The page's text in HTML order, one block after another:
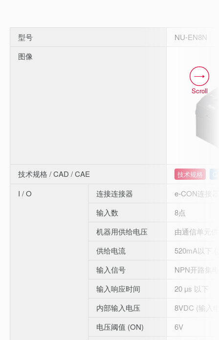
型号
NU-EN8N
图像
技术规格 / CAD / CAE 技术规格
I / O 连接连接器
e-CON连接
输入数
8点
机器用供给电压
由通信单元
供给电流
520mA以下 (
输入信号
NPN开路集
输入响应时间
20 µs 以下
内部输入电压
8VDC (输入
电压阈值 (ON)
6V
Scroll